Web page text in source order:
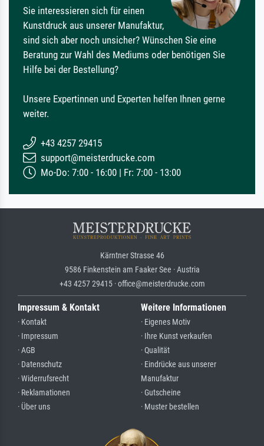
Sie interessieren sich für einen
Kunstdruck aus unserer Manufaktur,
sind sich aber noch unsicher? Wünschen Sie eine
Beratung zur Wahl des Mediums oder benötigen Sie
Hilfe bei der Bestellung?
Unsere Expertinnen und Experten helfen Ihnen gerne
weiter.
+43 4257 29415
support@meisterdrucke.com
Mo-Do: 7:00 - 16:00 | Fr: 7:00 - 13:00
Kärntner Strasse 46
9586 Finkenstein am Faaker See · Austria
+43 4257 29415 · office@meisterdrucke.com
Impressum & Kontakt
· Kontakt
· Impressum
· AGB
· Datenschutz
· Widerrufsrecht
· Reklamationen
· Über uns
Weitere Informationen
· Eigenes Motiv
· Ihre Kunst verkaufen
· Qualität
· Eindrücke aus unserer
Manufaktur
· Gutscheine
· Muster bestellen